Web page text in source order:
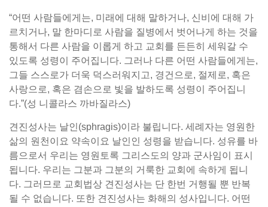
“어떤 사람들에게는, 미래에 대해 말하거나, 신비에 대해 가
르치거나, 말 한마디로 사람을 질병에서 벗어나게 하는 것을
통해서 다른 사람을 이롭게 하고 교회를 든든히 세워갈 수
있도록 성령이 주어집니다. 그러나 다른 어떤 사람들에게는,
그들 스스로가 더욱 덕스러워지고, 경건으로, 절제로, 혹은
사랑으로, 혹은 겸손으로 빛을 발하도록 성령이 주어집니
다.”(성 니콜라스 까바질라스)
견진성사는 날인(sphragis)이라 불립니다. 세례자는 영원한
삶의 원천이요 약속이요 날인인 성령을 받습니다. 성유를 바
름으로서 우리는 영원토록 그리스도의 양과 군사임이 표시
됩니다. 우리는 그분과 그분의 거룩한 교회에 속하게 됩니
다. 그러므로 교회법상 견진성사는 단 한번 거행될 뿐 반복
될 수 없습니다. 또한 견진성사는 화해의 성사입니다. 어떤